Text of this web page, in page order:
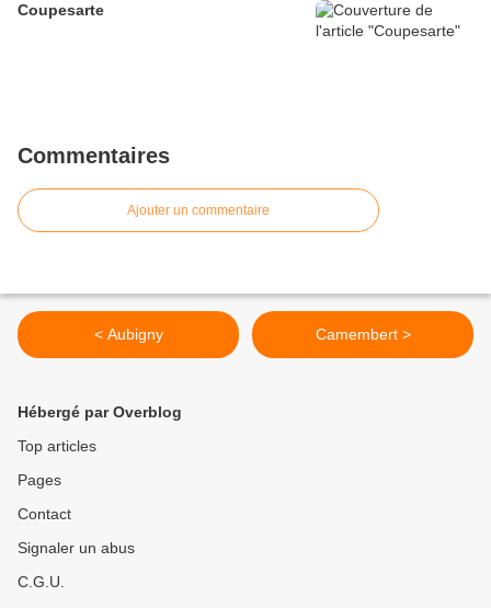
Coupesarte
Commentaires
Ajouter un commentaire
< Aubigny Camembert >
Hébergé par Overblog
Top articles
Pages
Contact
Signaler un abus
C.G.U.